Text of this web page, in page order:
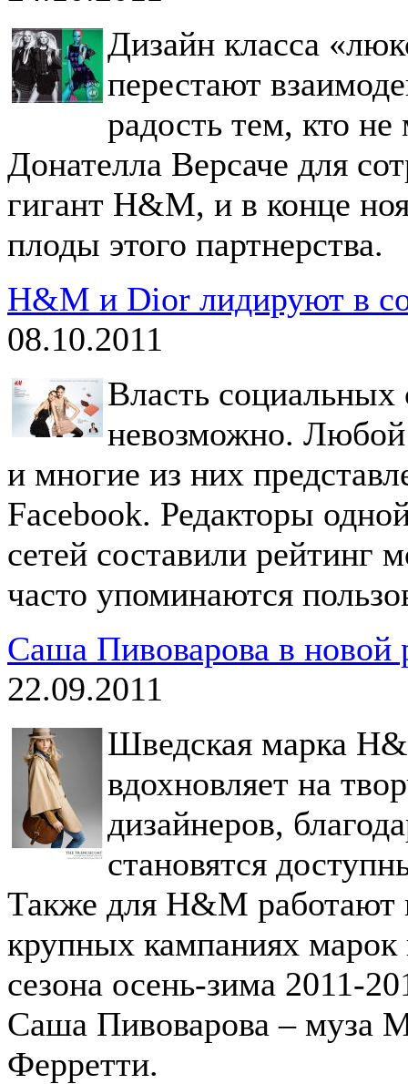
Дизайн класса
перестают
радость тем, кто не
Донателла Версаче для
гигант H&M, и в конце
плоды этого партнерства.
H&M и Dior лидируют в
08.10.2011
Власть социальных
невозможно. Любой
и многие из них
Facebook. Редакторы
сетей составили рейтинг
часто упоминаются
Саша Пивоварова в
22.09.2011
Шведская марка
вдохновляет на
дизайнеров,
становятся
Также для H&M работают
крупных кампаниях марок
сезона осень-зима 2011-
Саша Пивоварова – муза
Ферретти.